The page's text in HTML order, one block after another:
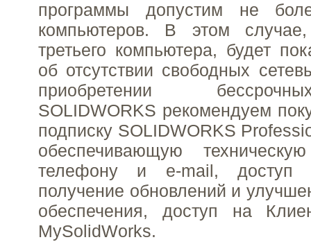
программы допустим не
компьютеров. В этом
третьего компьютера, будет
об отсутствии свободных
приобретении
SOLIDWORKS рекомендуем
подписку SOLIDWORKS
обеспечивающую
телефону и e-mail, доступ
получение обновлений и
обеспечения, доступ на
MySolidWorks.